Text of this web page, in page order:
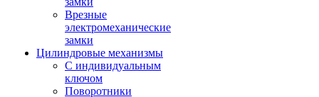
Врезные
электромеханические
замки
Цилиндровые механизмы
С индивидуальным
ключом
Поворотники